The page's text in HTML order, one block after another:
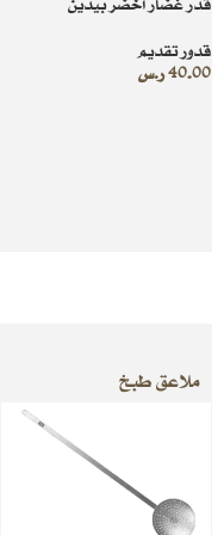
قدور تقديم
40.00ر.س
ملاعق طبخ